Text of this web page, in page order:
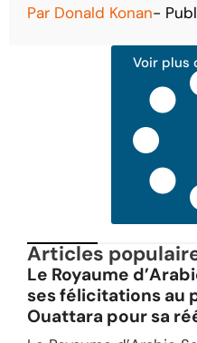
Par Donald Konan-
Voir plus
Articles
Le Royaume
ses félicitations au
Ouattara pour sa
Côte d’Ivoire.